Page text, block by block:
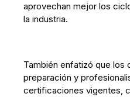
aprovechan mejor los
la industria.
También enfatizó que los
preparación y
certificaciones vigentes,